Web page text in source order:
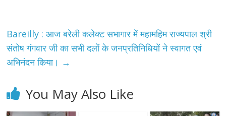
Bareilly : आज बरेली कलेक्ट सभागार में महामहिम राज्यपाल श्री
संतोष गंगवार जी का सभी दलों के जनप्रतिनिधियों ने स्वागत एवं
अभिनंदन किया। →
You May Also Like